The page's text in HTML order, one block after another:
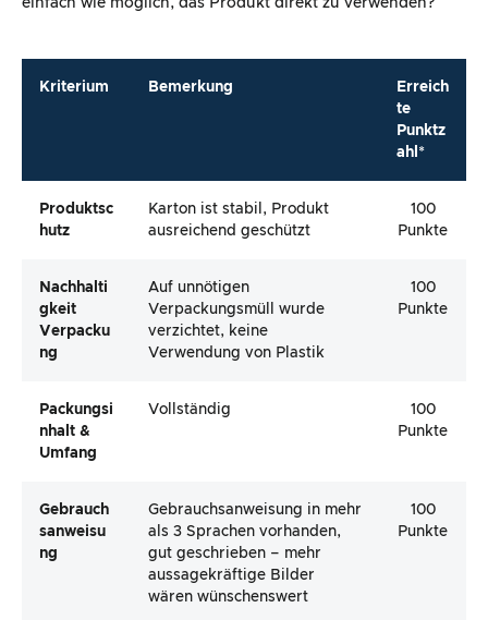
einfach wie möglich, das Produkt direkt zu verwenden?
Kriterium Bemerkung
Erreich
te
Punktz
ahl*
Produktsc
Hutz
Karton ist stabil, Produkt
ausreichend geschützt
100
Punkte
Nachhalti
Gkeit
Verpacku
Ng
Auf unnötigen
Verpackungsmüll wurde
verzichtet, keine
Verwendung von Plastik
100
Punkte
Packungsi
Nhalt &
Umfang
Vollständig
100
Punkte
Gebrauch
Sanweisu
Ng
Gebrauchsanweisung in mehr
als 3 Sprachen vorhanden,
gut geschrieben – mehr
aussagekräftige Bilder
wären wünschenswert
100
Punkte